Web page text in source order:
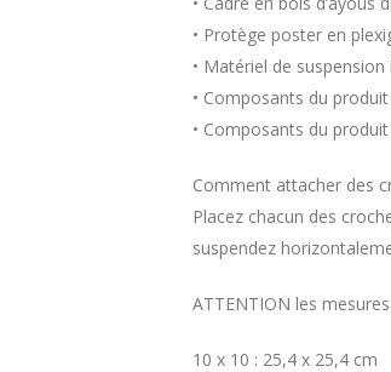
• Protège poster en
• Matériel de suspension
• Composants du
• Composants du
Comment attacher des
Placez chacun des
suspendez
ATTENTION les
10 x 10 : 25,4 x 25,4 cm